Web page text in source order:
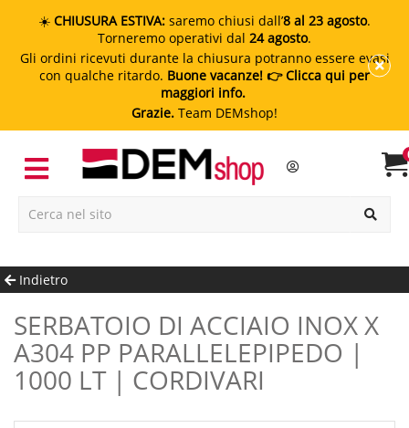
☀️ CHIUSURA ESTIVA: saremo chiusi dall’8 al 23 agosto.
Torneremo operativi dal 24 agosto.
Gli ordini ricevuti durante la chiusura potranno essere evasi
con qualche ritardo. Buone vacanze! 👉 Clicca qui per
maggiori info.
Grazie. Team DEMshop!
Indietro
SERBATOIO DI ACCIAIO INOX X
A304 PP PARALLELEPIPEDO |
1000 LT | CORDIVARI